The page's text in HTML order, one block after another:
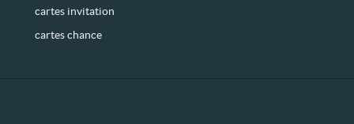
cartes invitation
cartes chance